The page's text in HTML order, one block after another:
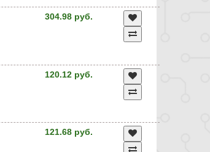
304.98 руб.
120.12 руб.
121.68 руб.